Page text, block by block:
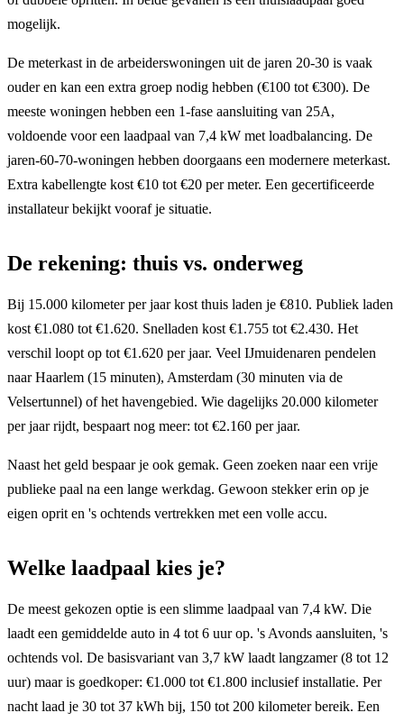
mogelijk.
De meterkast in de arbeiderswoningen uit de jaren 20-30 is vaak
ouder en kan een extra groep nodig hebben (€100 tot €300). De
meeste woningen hebben een 1-fase aansluiting van 25A,
voldoende voor een laadpaal van 7,4 kW met loadbalancing. De
jaren-60-70-woningen hebben doorgaans een modernere meterkast.
Extra kabellengte kost €10 tot €20 per meter. Een gecertificeerde
installateur bekijkt vooraf je situatie.
De rekening: thuis vs. onderweg
Bij 15.000 kilometer per jaar kost thuis laden je €810. Publiek laden
kost €1.080 tot €1.620. Snelladen kost €1.755 tot €2.430. Het
verschil loopt op tot €1.620 per jaar. Veel IJmuidenaren pendelen
naar Haarlem (15 minuten), Amsterdam (30 minuten via de
Velsertunnel) of het havengebied. Wie dagelijks 20.000 kilometer
per jaar rijdt, bespaart nog meer: tot €2.160 per jaar.
Naast het geld bespaar je ook gemak. Geen zoeken naar een vrije
publieke paal na een lange werkdag. Gewoon stekker erin op je
eigen oprit en 's ochtends vertrekken met een volle accu.
Welke laadpaal kies je?
De meest gekozen optie is een slimme laadpaal van 7,4 kW. Die
laadt een gemiddelde auto in 4 tot 6 uur op. 's Avonds aansluiten, 's
ochtends vol. De basisvariant van 3,7 kW laadt langzamer (8 tot 12
uur) maar is goedkoper: €1.000 tot €1.800 inclusief installatie. Per
nacht laad je 30 tot 37 kWh bij, 150 tot 200 kilometer bereik. Een